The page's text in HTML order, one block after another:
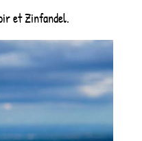
et Zinfandel.